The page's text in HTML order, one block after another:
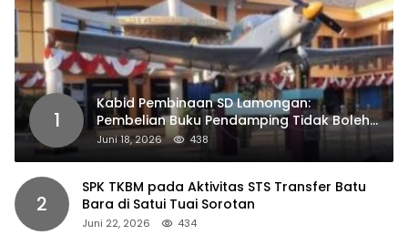
1
Kabid Pembinaan SD Lamongan:
Pembelian Buku Pendamping Tidak Boleh
Dipaksakan
Juni 18, 2026 438
2
SPK TKBM pada Aktivitas STS Transfer Batu
Bara di Satui Tuai Sorotan
Juni 22, 2026 434